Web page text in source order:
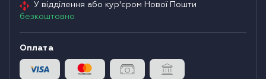
У відділення або кур'єром Нової Пошти
безкоштовно
Оплата